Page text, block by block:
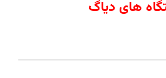
های دیاگ